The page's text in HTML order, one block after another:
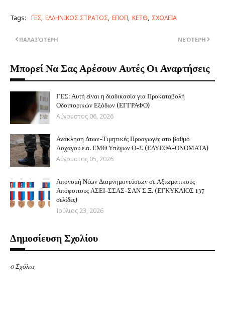
Tags: ΓΕΣ ΕΛΛΗΝΙΚΟΣ ΣΤΡΑΤΟΣ ΕΠΟΠ ΚΕΤΘ ΣΧΟΛΕΙΑ
ΝΕΌΤΕΡΗ
ΠΑΛΑΙΌΤΕΡΗ
Μπορεί Να Σας Αρέσουν Αυτές Οι Αναρτήσεις
ΓΕΣ: Αυτή είναι η διαδικασία για Προκαταβολή
Οδοιπορικών Εξόδων (ΕΓΓΡΑΦΟ)
Αύγουστος 06, 2026
Ανάκληση Δτων-Τιμητικές Προαγωγές στο βαθμό
Λοχαγού ε.α. ΕΜΘ Υπλγων Ο-Σ (ΕΔΥΕΘΑ-ΟΝΟΜΑΤΑ)
Αύγουστος 05, 2026
Απονομή Νέων Διαμνημονεύσεων σε Αξιωματικούς
Απόφοιτους ΑΣΕΙ-ΣΣΑΣ-ΣΑΝ Σ.Ξ. (ΕΓΚΥΚΛΙΟΣ 137
σελίδες)
Ιούλιος 23, 2026
Δημοσίευση Σχολίου
0 Σχόλια